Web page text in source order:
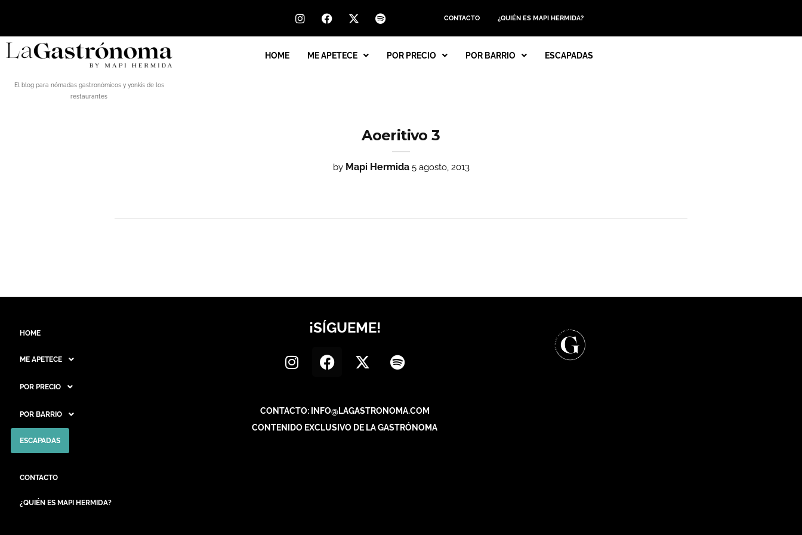
CONTACTO ¿QUIÉN ES MAPI HERMIDA?
El blog para nómadas gastronómicos y yonkis de los
restaurantes
HOME ME APETECE POR PRECIO POR BARRIO ESCAPADAS
Aoeritivo 3
by Mapi Hermida 5 agosto, 2013
HOME
ME APETECE
POR PRECIO
POR BARRIO
ESCAPADAS
CONTACTO
¿QUIÉN ES MAPI HERMIDA?
¡SÍGUEME!
CONTACTO: INFO@LAGASTRONOMA.COM
CONTENIDO EXCLUSIVO DE LA GASTRÓNOMA